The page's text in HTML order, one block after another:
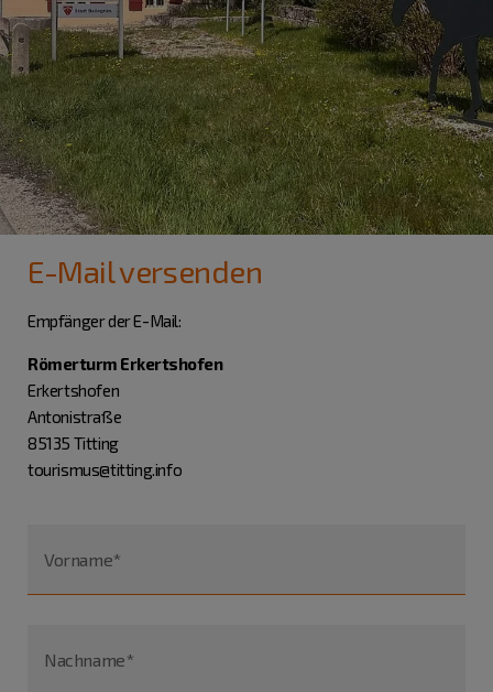
E-Mail versenden
Empfänger der E-Mail:
Römerturm Erkertshofen
Erkertshofen
Antonistraße
85135 Titting
tourismus@titting.info
Vorname*
Nachname*